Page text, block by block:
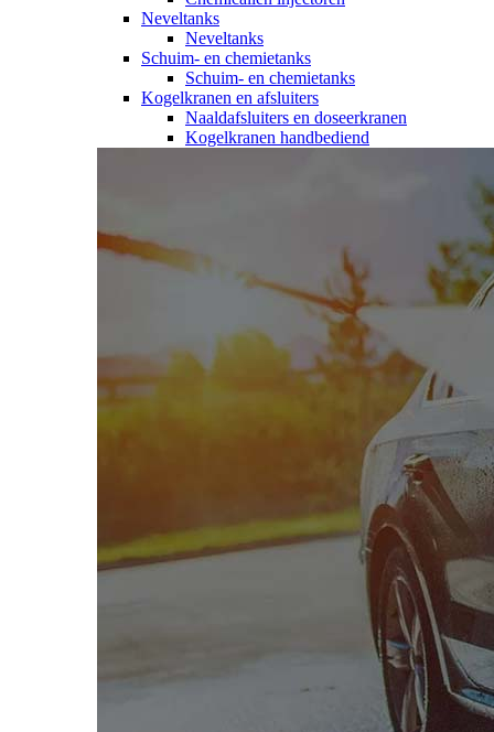
Neveltanks
Neveltanks
Schuim- en chemietanks
Schuim- en chemietanks
Kogelkranen en afsluiters
Naaldafsluiters en doseerkranen
Kogelkranen handbediend